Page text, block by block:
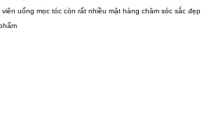
uống mọc tóc còn rất nhiều mặt hàng chăm sóc sắc